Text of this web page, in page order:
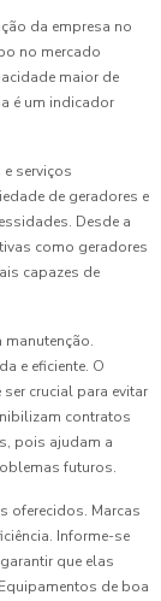
da empresa no
no mercado
maior de
é um indicador
serviços
de geradores e
Desde a
como geradores
capazes de
manutenção.
e eficiente. O
crucial para evitar
contratos
pois ajudam a
futuros.
oferecidos. Marcas
Informe-se
que elas
de boa